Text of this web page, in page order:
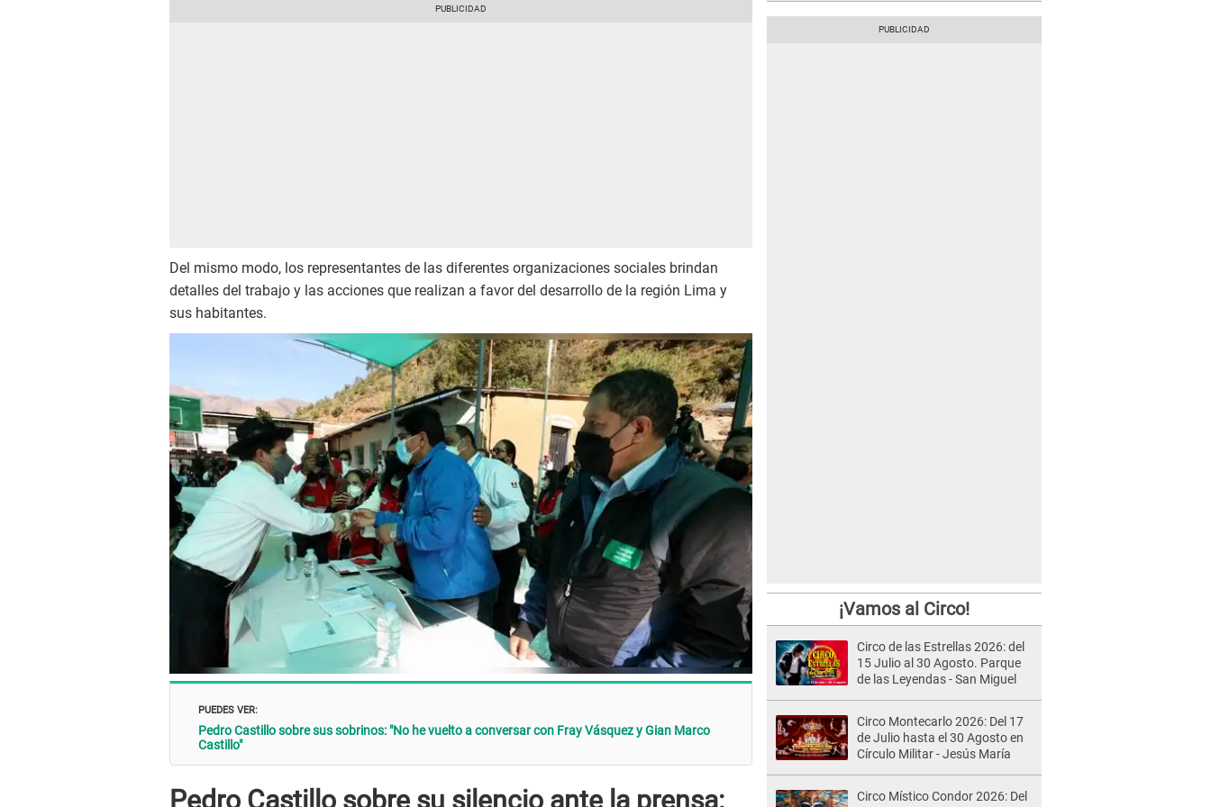
Del mismo modo, los representantes de las diferentes organizaciones sociales brindan
detalles del trabajo y las acciones que realizan a favor del desarrollo de la región Lima y
sus habitantes.
PUEDES VER:
Pedro Castillo sobre sus sobrinos: "No he vuelto a conversar con Fray Vásquez y Gian Marco
Castillo"
Pedro Castillo sobre su silencio ante la prensa:
¡Vamos al Circo!
Circo de las Estrellas 2026: del
15 Julio al 30 Agosto. Parque
de las Leyendas - San Miguel
Circo Montecarlo 2026: Del 17
de Julio hasta el 30 Agosto en
Círculo Militar - Jesús María
Circo Místico Condor 2026: Del